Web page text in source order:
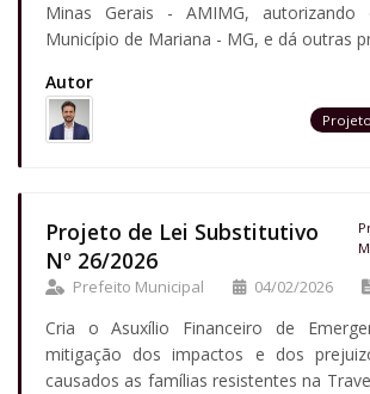
Minas Gerais - AMIMG,
Município de Mariana - MG, e dá outras
Autor
Projeto de Lei Substitutivo
Nº 26/2026
Prefeito Municipal 04/02/2026
Cria o Asuxílio Financeiro de
mitigação dos impactos e dos
causados as famílias resistentes na